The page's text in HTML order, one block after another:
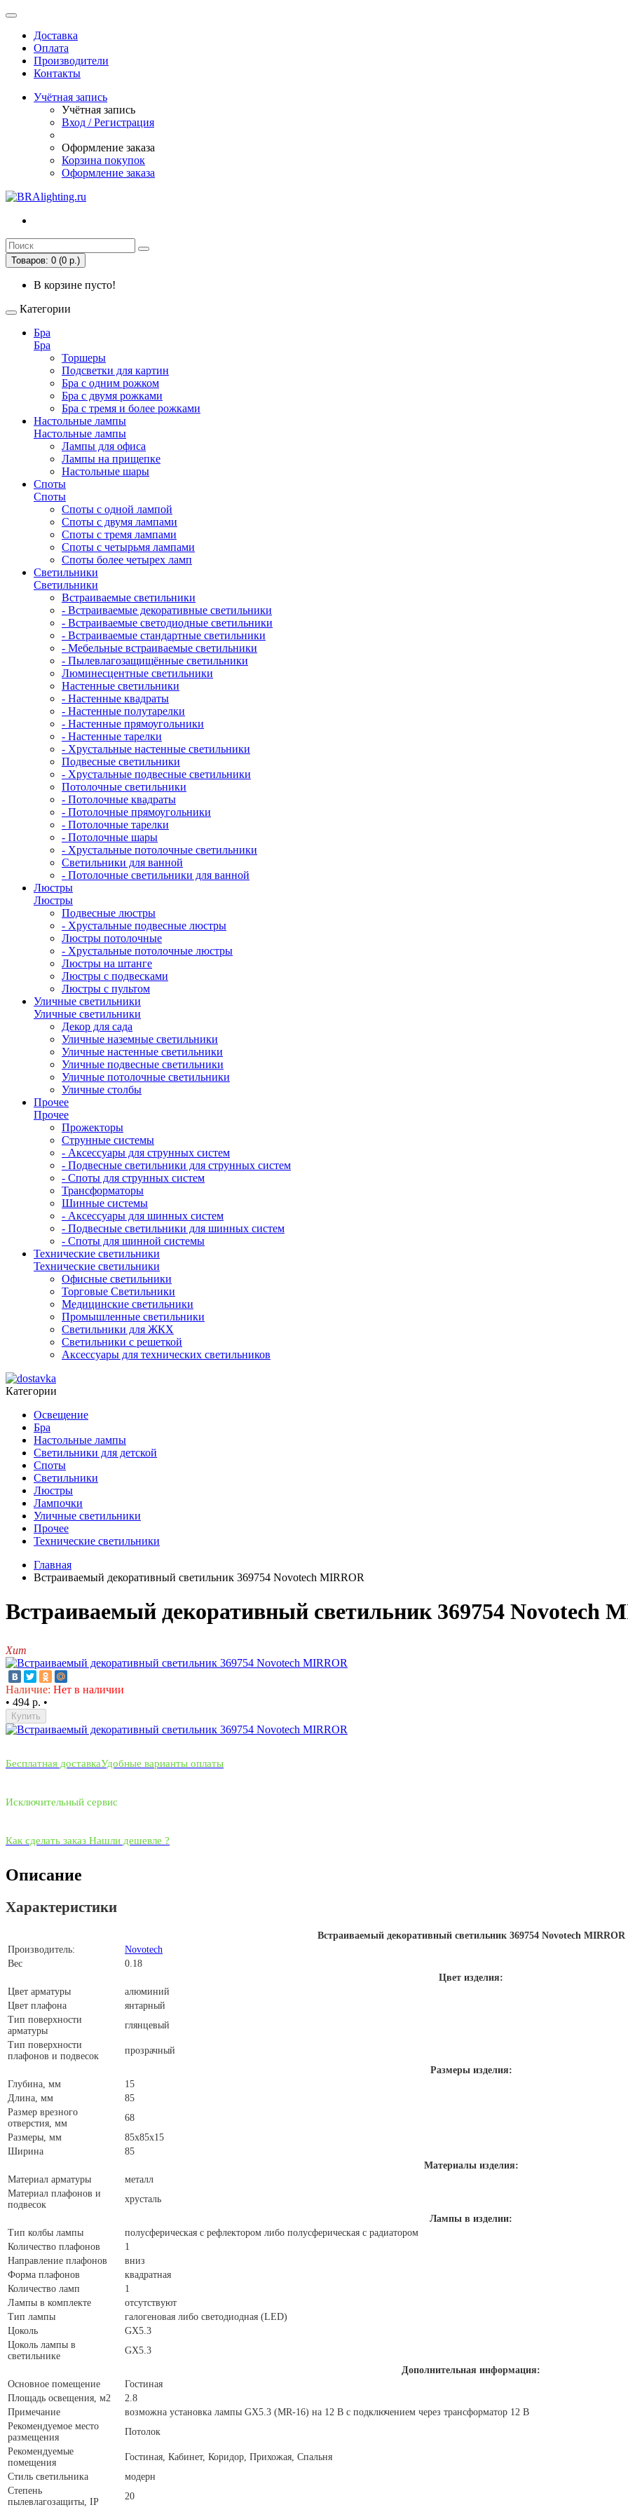
Доставка
Оплата
Производители
Контакты
Учётная запись
Учётная запись
Вход / Регистрация
Оформление заказа
Корзина покупок
Оформление заказа
Товаров: 0 (0 р.)
В корзине пусто!
Категории
Бра
Бра
Торшеры
Подсветки для картин
Бра с одним рожком
Бра с двумя рожками
Бра с тремя и более рожками
Настольные лампы
Настольные лампы
Лампы для офиса
Лампы на прищепке
Настольные шары
Споты
Споты
Споты с одной лампой
Споты с двумя лампами
Споты с тремя лампами
Споты с четырьмя лампами
Споты более четырех ламп
Светильники
Светильники
Встраиваемые светильники
- Встраиваемые декоративные светильники
- Встраиваемые светодиодные светильники
- Встраиваемые стандартные светильники
- Мебельные встраиваемые светильники
- Пылевлагозащищённые светильники
Люминесцентные светильники
Настенные светильники
- Настенные квадраты
- Настенные полутарелки
- Настенные прямоугольники
- Настенные тарелки
- Хрустальные настенные светильники
Подвесные светильники
- Хрустальные подвесные светильники
Потолочные светильники
- Потолочные квадраты
- Потолочные прямоугольники
- Потолочные тарелки
- Потолочные шары
- Хрустальные потолочные светильники
Светильники для ванной
- Потолочные светильники для ванной
Люстры
Люстры
Подвесные люстры
- Хрустальные подвесные люстры
Люстры потолочные
- Хрустальные потолочные люстры
Люстры на штанге
Люстры с подвесками
Люстры с пультом
Уличные светильники
Уличные светильники
Декор для сада
Уличные наземные светильники
Уличные настенные светильники
Уличные подвесные светильники
Уличные потолочные светильники
Уличные столбы
Прочее
Прочее
Прожекторы
Струнные системы
- Аксессуары для струнных систем
- Подвесные светильники для струнных систем
- Споты для струнных систем
Трансформаторы
Шинные системы
- Аксессуары для шинных систем
- Подвесные светильники для шинных систем
- Споты для шинной системы
Технические светильники
Технические светильники
Офисные светильники
Торговые Светильники
Медицинские светильники
Промышленные светильники
Светильники для ЖКХ
Светильники с решеткой
Аксессуары для технических светильников
Категории
Освещение
Бра
Настольные лампы
Светильники для детской
Споты
Светильники
Люстры
Лампочки
Уличные светильники
Прочее
Технические светильники
Главная
Встраиваемый декоративный светильник 369754 Novotech MIRROR
Встраиваемый декоративный светильник 369754 Novotech
Хит
Наличие: Нет в наличии
• 494 р. •
Купить
Бесплатная доставкаУдобные варианты оплаты
Исключительный сервис
Как сделать заказ Нашли дешевле ?
Описание
Характеристики
Встраиваемый декоративный светильник 369754 Novotech MIRROR
Производитель:
Novotech
Вес
0.18
Цвет изделия:
Цвет арматуры
алюминий
Цвет плафона
янтарный
Тип поверхности
арматуры
глянцевый
Тип поверхности
плафонов и подвесок
прозрачный
Размеры изделия:
Глубина, мм
15
Длина, мм
85
Размер врезного
отверстия, мм
68
Размеры, мм
85x85x15
Ширина
85
Материалы изделия:
Материал арматуры
металл
Материал плафонов и
подвесок
хрусталь
Лампы в изделии:
Тип колбы лампы
полусферическая с рефлектором либо полусферическая с радиатором
Количество плафонов
1
Направление плафонов
вниз
Форма плафонов
квадратная
Количество ламп
1
Лампы в комплекте
отсутствуют
Тип лампы
галогеновая либо светодиодная (LED)
Цоколь
GX5.3
Цоколь лампы в
светильнике
GX5.3
Дополнительная информация:
Основное помещение
Гостиная
Площадь освещения, м2
2.8
Примечание
возможна установка лампы GX5.3 (MR-16) на 12 В с подключением через трансформатор 12 В
Рекомендуемое место
размещения
Потолок
Рекомендуемые
помещения
Гостиная, Кабинет, Коридор, Прихожая, Спальня
Стиль светильника
модерн
Степень
пылевлагозащиты, IP
20